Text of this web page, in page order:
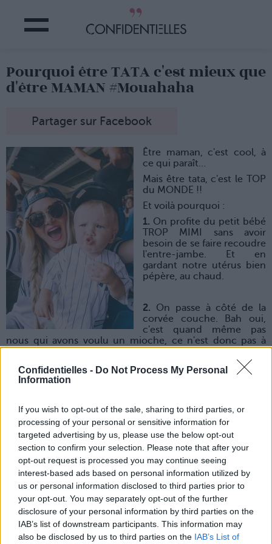
Confidentielles - Do Not Process My Personal
Information
If you wish to opt-out of the sale, sharing to third parties, or
processing of your personal or sensitive information for
targeted advertising by us, please use the below opt-out
section to confirm your selection. Please note that after your
opt-out request is processed you may continue seeing
interest-based ads based on personal information utilized by
us or personal information disclosed to third parties prior to
your opt-out. You may separately opt-out of the further
disclosure of your personal information by third parties on the
IAB’s list of downstream participants. This information may
also be disclosed by us to third parties on the IAB’s List of
Pourquoi être TATA c'est mieux que
d'être MAMAN #Mouahaha
Partager sur Facebook
Être maman, c'est cool, à
ce qui paraît…
Mais être tata, c'est le TOP
du MONDE !!
Et voilà pourquoi :
1. On profite du petit bébé
TROP MIMI sans avoir
besoin de se faire recoudre
l'entre-jambe. Et en
gardant notre utérus bien
pépère, au chaud.
2. On passe à côté de la
corvée couche. Bah oui,
c'est quand même pas
nous qui avons voulu un mioche, ce n'est donc pas à
nous d'assumer les cacas mous des poussées dentaires !
On veut bien changer les couches, on dit pas, mais nous,
on peut choisir celles au pipi.
Et ça marche aussi avec les vomis post-repas et les
crises de nerfs. Une pleurnichouille, ça passe parce que
ça se calme facilement (avec un gâteau ou un épisode de
« Sam Le Pompier », on arrange beaucoup de conflits
internationaux, c'est bien connu) mais des grosses larmes
et le son qui va avec, merci mais non merci.
On peut continuer à mettre ses slims et son bikini sans
faire attention à ce que l'on mange. Tout en faisant des
câlinous à nos neveux et nièces ! Eh oui, les kilos de
grossesse, c'est un cadeau de naissance spécial mamans !